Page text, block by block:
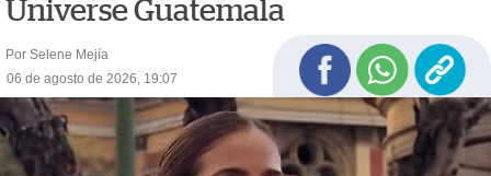
Universe Guatemala
Por Selene Mejía
06 de agosto de 2026, 19:07